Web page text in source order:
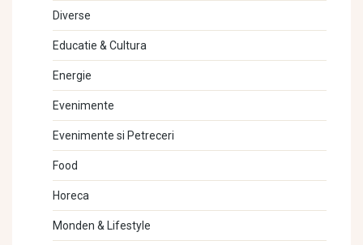
Diverse
Educatie & Cultura
Energie
Evenimente
Evenimente si Petreceri
Food
Horeca
Monden & Lifestyle